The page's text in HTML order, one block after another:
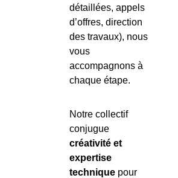
détaillées, appels
d’offres, direction
des travaux), nous
vous
accompagnons à
chaque étape.
Notre collectif
conjugue
créativité et
expertise
technique pour